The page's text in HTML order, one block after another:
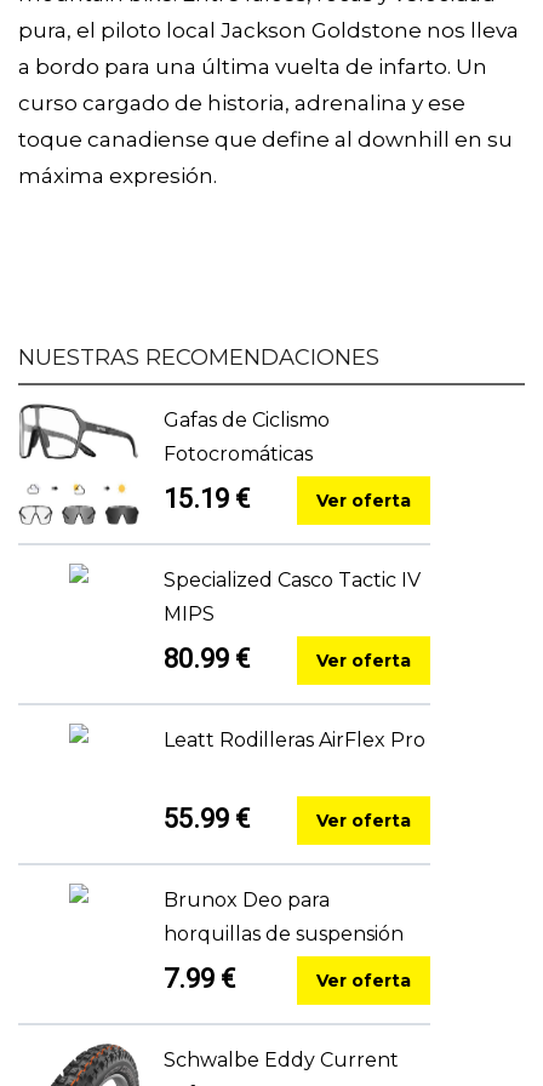
pura, el piloto local Jackson Goldstone nos lleva
a bordo para una última vuelta de infarto. Un
curso cargado de historia, adrenalina y ese
toque canadiense que define al downhill en su
máxima expresión.
NUESTRAS RECOMENDACIONES
Gafas de Ciclismo
Fotocromáticas
15.19 € Ver oferta
Specialized Casco Tactic IV
MIPS
80.99 € Ver oferta
Leatt Rodilleras AirFlex Pro
55.99 € Ver oferta
Brunox Deo para
horquillas de suspensión
7.99 € Ver oferta
Schwalbe Eddy Current